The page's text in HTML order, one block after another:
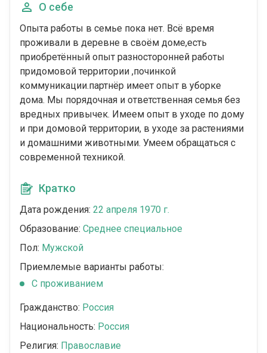
О себе
Опыта работы в семье пока нет. Всё время
проживали в деревне в своём доме,есть
приобретённый опыт разносторонней работы
придомовой территории ,починкой
коммуникации.партнёр имеет опыт в уборке
дома. Мы порядочная и ответственная семья без
вредных привычек. Имеем опыт в уходе по дому
и при домовой территории, в уходе за растениями
и домашними животными. Умеем обращаться с
современной техникой.
Кратко
Дата рождения: 22 апреля 1970 г.
Образование: Среднее специальное
Пол: Мужской
Приемлемые варианты работы:
C проживанием
Гражданство: Россия
Национальность: Россия
Религия: Православие